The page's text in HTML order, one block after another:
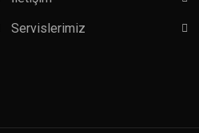
Servislerimiz